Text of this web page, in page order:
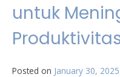
untuk
Posted on January 30, 2025